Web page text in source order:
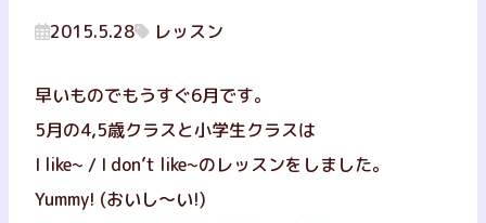
2015.5.28 レッスン
早いものでもうすぐ6月です。
5月の4,5歳クラスと小学生クラスは
I like~ / I don’t like~のレッスンをしました。
Yummy! (おいし～い!)